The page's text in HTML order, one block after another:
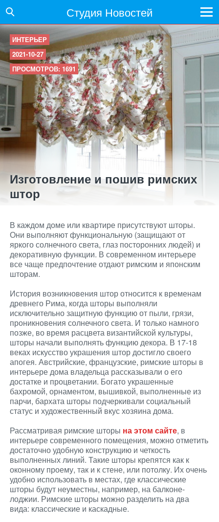
Студия Новостей
ИНТЕРЬЕР
2021-10-27
ПРОСМОТРОВ: 1691
Изготовление и пошив римских
штор
В каждом доме или квартире присутствуют шторы.
Они выполняют функциональную (защищают от
яркого солнечного света, глаз посторонних людей) и
декоративную функции. В современном интерьере
все чаще предпочтение отдают римским и японским
шторам.
История возникновения штор относится к временам
древнего Рима, когда шторы выполняли
исключительно защитную функцию от пыли, грязи,
проникновения солнечного света. И только намного
позже, во время расцвета византийской культуры,
шторы начали выполнять функцию декора. В 17-18
веках искусство украшения штор достигло своего
апогея. Австрийские, французские, римские шторы в
интерьере дома владельца рассказывали о его
достатке и процветании. Богато украшенные
бахромой, орнаментом, вышивкой, выполненные из
парчи, бархата шторы подчеркивали социальный
статус и художественный вкус хозяина дома.
Рассматривая римские шторы на этом сайте, в
интерьере современного помещения, можно отметить
достаточно удобную конструкцию и четкость
выполненных линий. Такие шторы крепятся как к
оконному проему, так и к стене, или потолку. Их очень
удобно использовать в местах, где классические
шторы будут неуместны, например, на балконе-
лоджии. Римские шторы можно разделить на два
вида: классические и каскадные.